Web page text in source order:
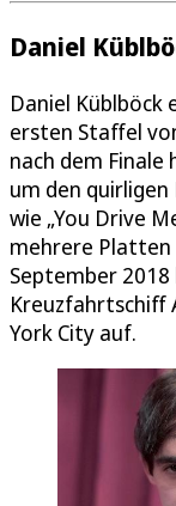
Daniel
Daniel
ersten Staffel
nach dem
um den quirligen
wie „You Drive
mehrere Platten
September
Kreuzfahrtschiff
York City auf.